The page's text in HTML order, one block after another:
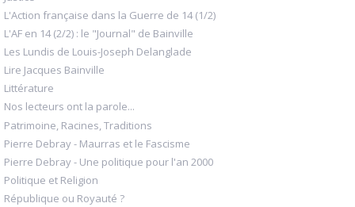
L'Action française dans la Guerre de 14 (1/2)
L'AF en 14 (2/2) : le "Journal" de Bainville
Les Lundis de Louis-Joseph Delanglade
Lire Jacques Bainville
Littérature
Nos lecteurs ont la parole...
Patrimoine, Racines, Traditions
Pierre Debray - Maurras et le Fascisme
Pierre Debray - Une politique pour l'an 2000
Politique et Religion
République ou Royauté ?